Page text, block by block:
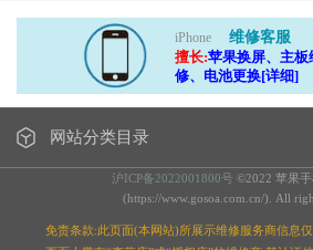
iPhone
维修客服
擅长:苹果换屏、主板
修、电池更换[详细]
网站分类目录
沪ICP备2022001800号 ©2022 苹果
(https://www.gosoa.com.cn/). All
免责条款:此页面(本网站)所展示维修服务商信息